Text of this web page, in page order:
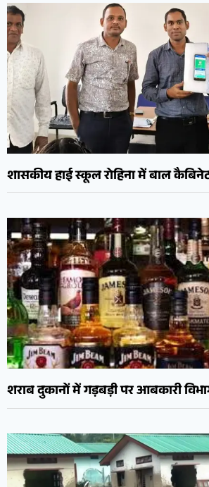
शासकीय हाई स्कूल रोहिना में बाल
शराब दुकानों में गड़बड़ी पर आबकारी